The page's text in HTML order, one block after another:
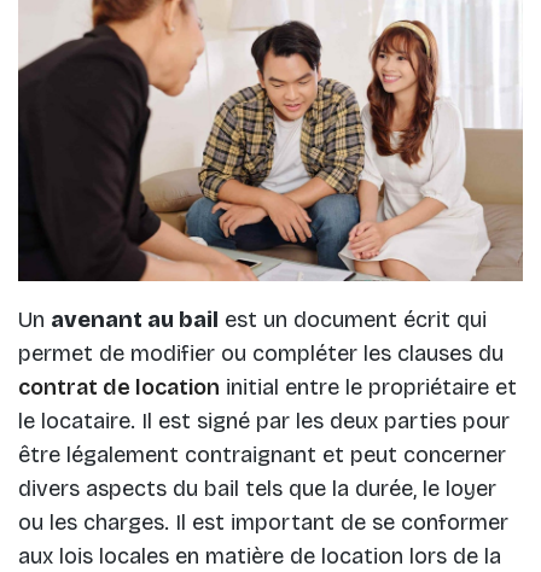
Un avenant au bail est un document écrit qui
permet de modifier ou compléter les clauses du
contrat de location initial entre le propriétaire et
le locataire. Il est signé par les deux parties pour
être légalement contraignant et peut concerner
divers aspects du bail tels que la durée, le loyer
ou les charges. Il est important de se conformer
aux lois locales en matière de location lors de la